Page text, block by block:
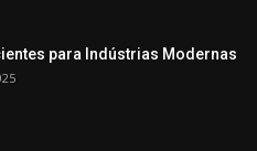
para Indústrias Modernas